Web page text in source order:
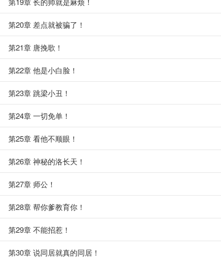
第20章 差点就被骗了！
第21章 唐挽歌！
第22章 他是小白脸！
第23章 跳梁小丑！
第24章 一切免单！
第25章 看他不顺眼！
第26章 神秘的洛长天！
第27章 师公！
第28章 帮你爹教育你！
第29章 不能招惹！
第30章 说同居就真的同居！